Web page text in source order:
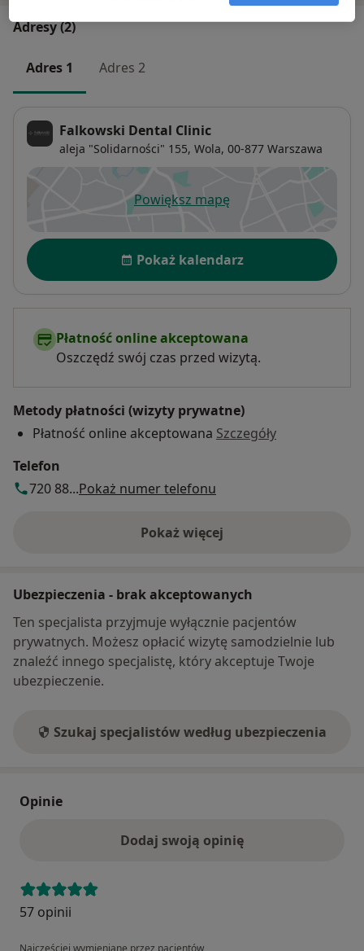
Adresy (2)
Adres 1 Adres 2
Falkowski Dental Clinic
aleja "Solidarności" 155, Wola, 00-877 Warszawa
Powiększ mapęotwiera się w nowej karcie
Dostępność
Pokaż kalendarz
Płatność online akceptowana
Oszczędź swój czas przed wizytą.
Metody płatności (wizyty prywatne)
Płatność online akceptowana Szczegóły
Telefon
720 88...Pokaż numer telefonu
Pokaż więcej
o adresie
Ubezpieczenia - brak akceptowanych
Ten specjalista przyjmuje wyłącznie pacjentów
prywatnych. Możesz opłacić wizytę samodzielnie lub
znaleźć innego specjalistę, który akceptuje Twoje
ubezpieczenie.
Szukaj specjalistów według ubezpieczenia
Opinie
Dodaj swoją opinię
57 opinii
Najczęściej wymieniane przez pacjentów